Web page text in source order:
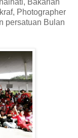
Photographer
persatuan Bulan